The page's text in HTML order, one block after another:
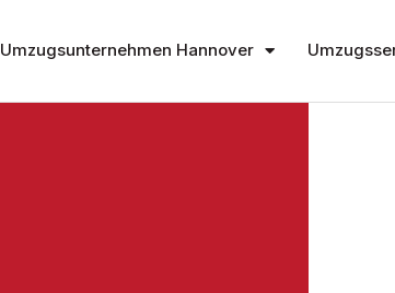
Umzugsunternehmen Hannover